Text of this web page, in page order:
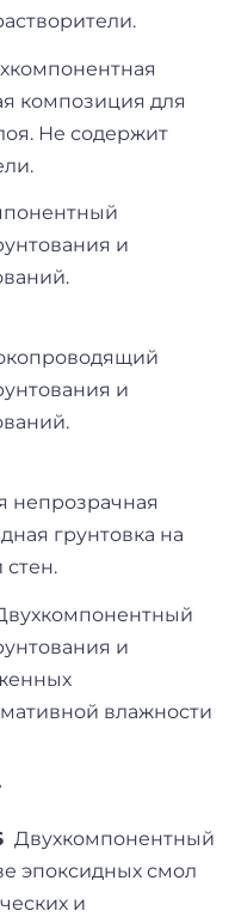
композиция для
Не содержит
и
.
и
.
непрозрачная
грунтовка на
стен.
вухкомпонентный
и
влажности
Двухкомпонентный
эпоксидных смол
и